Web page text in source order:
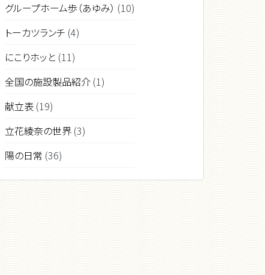
グループホーム歩（あゆみ） (10)
トーカツランチ (4)
にこりホッと(11)
全国の施設製品紹介(1)
献立表(19)
立花綾奈の世界(3)
陽の日常 (36)